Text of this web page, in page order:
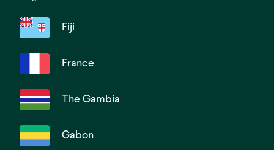
Fiji
France
The Gambia
Gabon